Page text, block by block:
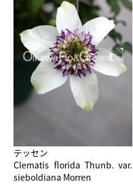
テッセン
Clematis florida Thunb. var.
sieboldiana Morren